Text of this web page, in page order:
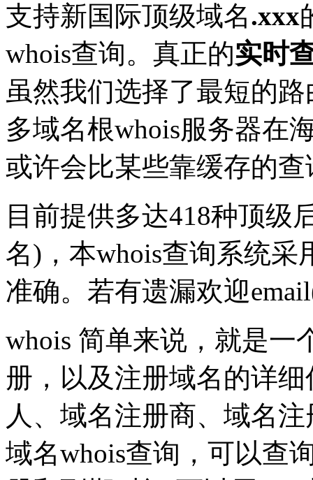
支持新国际顶级域名.xxx
whois查询。真正的实时
虽然我们选择了最短的
多域名根whois服务器在
或许会比某些靠缓存的
目前提供多达418种顶级
名)，本whois查询系统采
准确。若有遗漏欢迎
whois 简单来说，就是一
册，以及注册域名的详
人、域名注册商、域名
域名whois查询，可以查